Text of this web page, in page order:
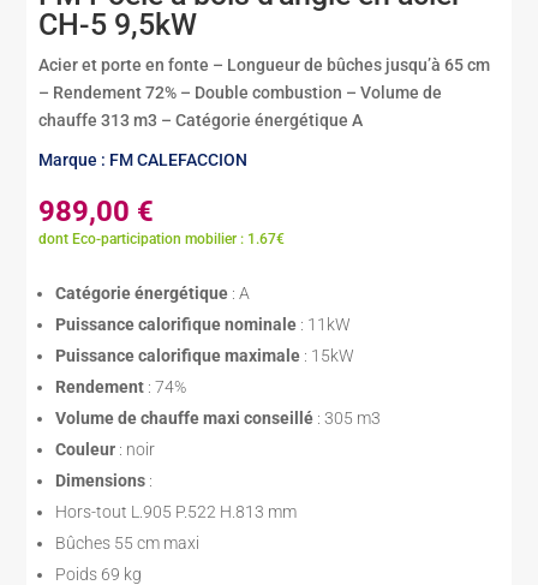
CH-5 9,5kW
Acier et porte en fonte – Longueur de bûches jusqu’à 65 cm
– Rendement 72% – Double combustion – Volume de
chauffe 313 m3 – Catégorie énergétique A
Marque : FM CALEFACCION
989,00 €
dont Eco-participation mobilier : 1.67€
Catégorie énergétique : A
Puissance calorifique nominale : 11kW
Puissance calorifique maximale : 15kW
Rendement : 74%
Volume de chauffe maxi conseillé : 305 m3
Couleur : noir
Dimensions :
Hors-tout L.905 P.522 H.813 mm
Bûches 55 cm maxi
Poids 69 kg